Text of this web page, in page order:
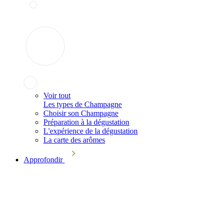
Voir tout
Les types de Champagne
Choisir son Champagne
Préparation à la dégustation
L'expérience de la dégustation
La carte des arômes
Approfondir